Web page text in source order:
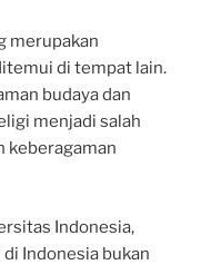
merupakan
di tempat lain.
budaya dan
menjadi salah
keberagaman
Indonesia,
di Indonesia bukan